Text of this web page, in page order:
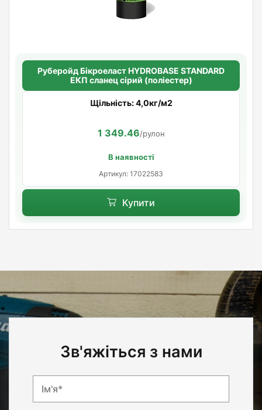
Руберойд Бiкроеласт HYDROBASE STANDARD
ЕКП сланец сірий (поліестер)
Щільність: 4,0кг/м2
1 349.46/рулон
В наявності
Артикул: 17022583
Купити
Зв'яжіться з нами
Ім'я*